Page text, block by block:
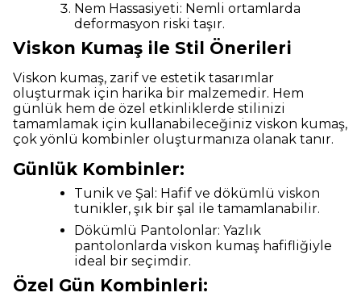
Nem Hassasiyeti: Nemli ortamlarda
deformasyon riski taşır.
Viskon Kumaş ile Stil Önerileri
Viskon kumaş, zarif ve estetik tasarımlar
oluşturmak için harika bir malzemedir. Hem
günlük hem de özel etkinliklerde stilinizi
tamamlamak için kullanabileceğiniz viskon kumaş,
çok yönlü kombinler oluşturmanıza olanak tanır.
Günlük Kombinler:
Tunik ve Şal: Hafif ve dökümlü viskon
tunikler, şık bir şal ile tamamlanabilir.
Dökümlü Pantolonlar: Yazlık
pantolonlarda viskon kumaş hafifliğiyle
ideal bir seçimdir.
Özel Gün Kombinleri: